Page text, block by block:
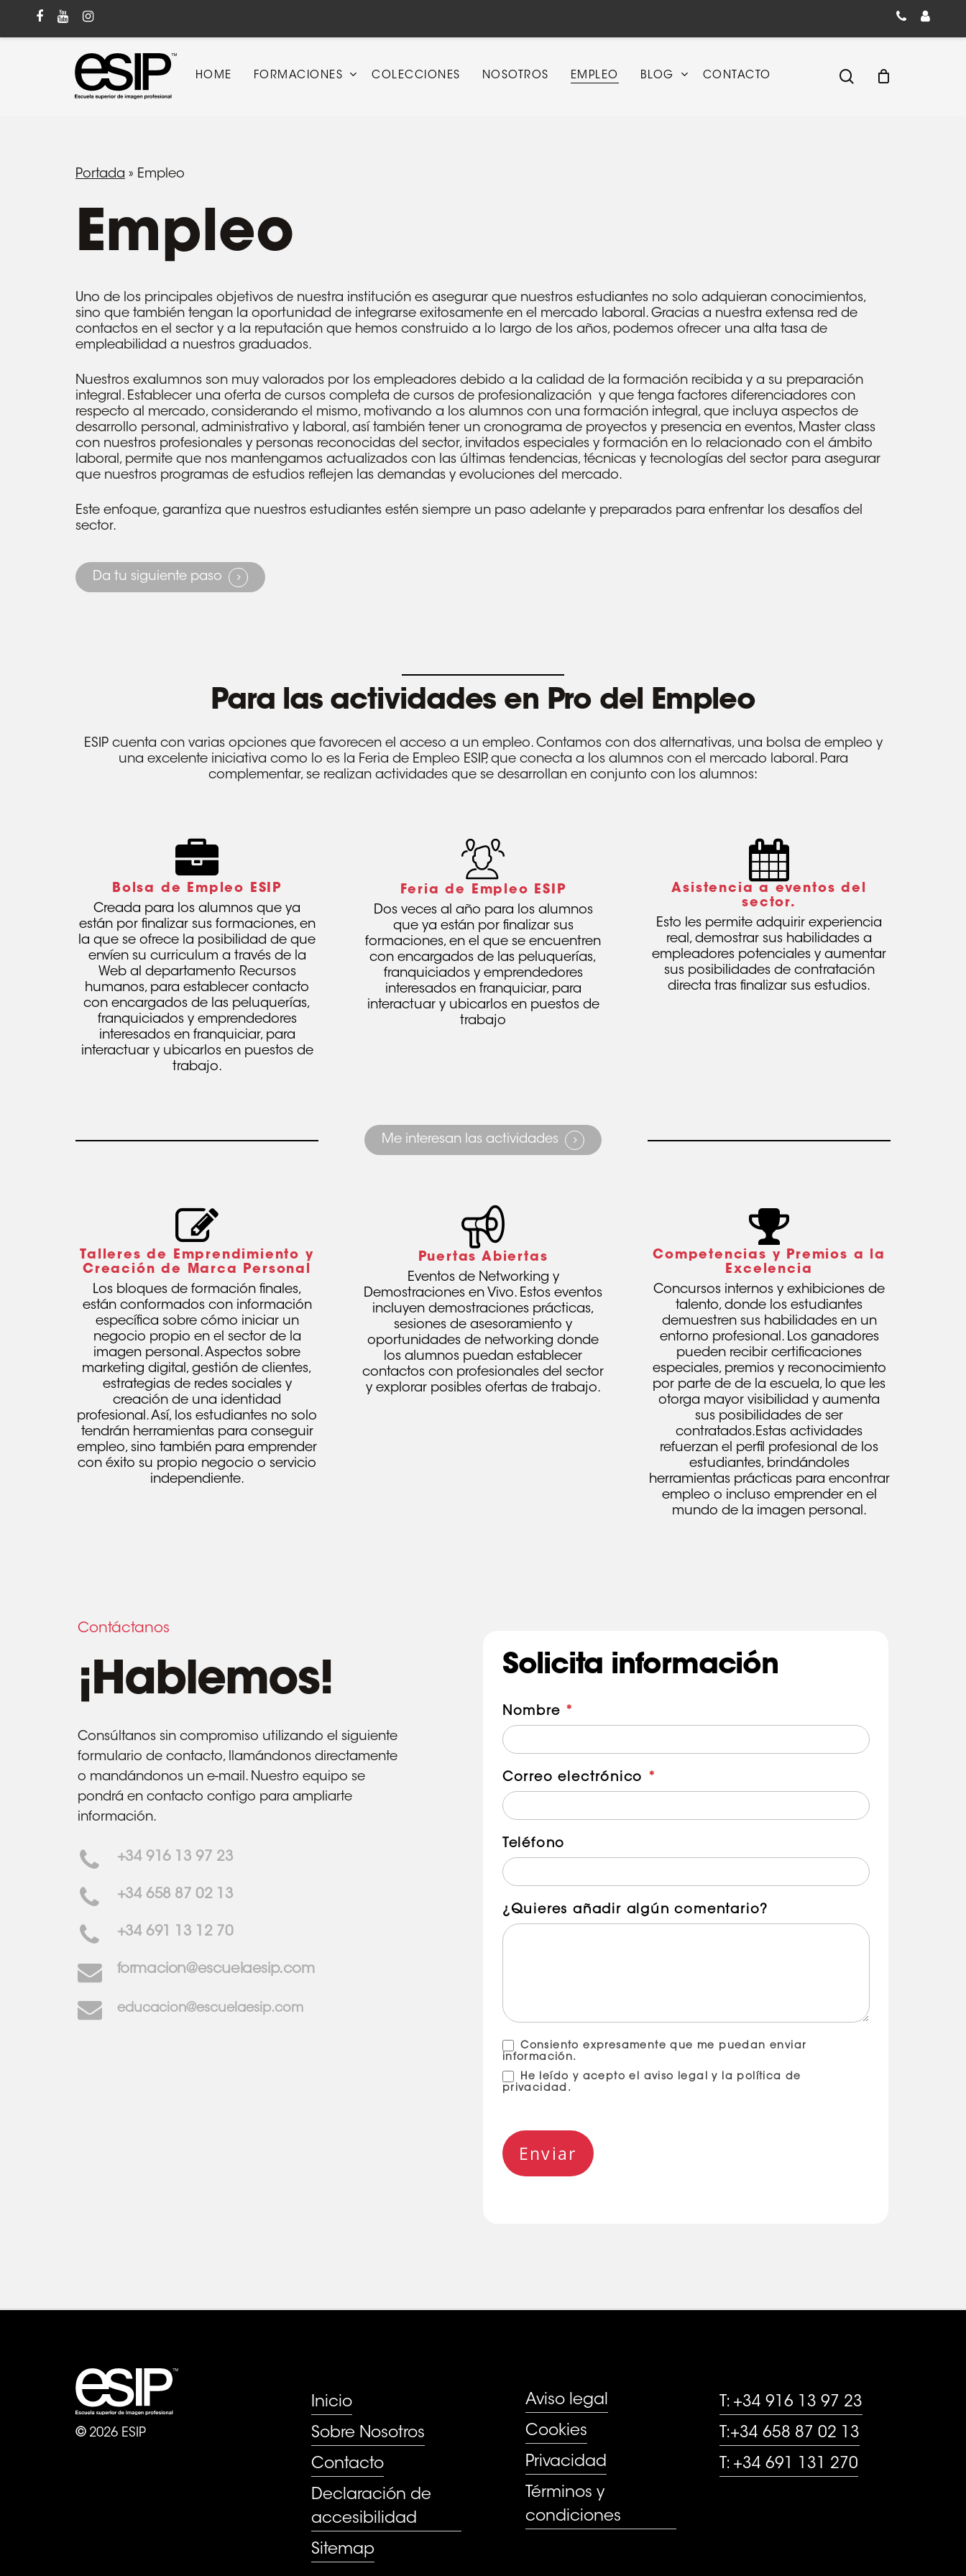
main
Hit enter to search or ESC to close
HOME FORMACIONES COLECCIONES NOSOTROS EMPLEO BLOG CONTACTO search
Cart
No hay productos en el carrito.
Go To Shop
Portada » Empleo
Empleo
Uno de los principales objetivos de nuestra institución es asegurar que nuestros estudiantes no solo adquieran conocimientos,
sino que también tengan la oportunidad de integrarse exitosamente en el mercado laboral. Gracias a nuestra extensa red de
contactos en el sector y a la reputación que hemos construido a lo largo de los años, podemos ofrecer una alta tasa de
empleabilidad a nuestros graduados.
Nuestros exalumnos son muy valorados por los empleadores debido a la calidad de la formación recibida y a su preparación
integral. Establecer una oferta de cursos completa de cursos de profesionalización y que tenga factores diferenciadores con
respecto al mercado, considerando el mismo, motivando a los alumnos con una formación integral, que incluya aspectos de
desarrollo personal, administrativo y laboral, así también tener un cronograma de proyectos y presencia en eventos, Master class
con nuestros profesionales y personas reconocidas del sector, invitados especiales y formación en lo relacionado con el ámbito
laboral, permite que nos mantengamos actualizados con las últimas tendencias, técnicas y tecnologías del sector para asegurar
que nuestros programas de estudios reflejen las demandas y evoluciones del mercado.
Este enfoque, garantiza que nuestros estudiantes estén siempre un paso adelante y preparados para enfrentar los desafíos del
sector.
Da tu siguiente paso
Para las actividades en Pro del Empleo
ESIP cuenta con varias opciones que favorecen el acceso a un empleo. Contamos con dos alternativas, una bolsa de empleo y
una excelente iniciativa como lo es la Feria de Empleo ESIP, que conecta a los alumnos con el mercado laboral. Para
complementar, se realizan actividades que se desarrollan en conjunto con los alumnos:
Bolsa de Empleo ESIP
Creada para los alumnos que ya
están por finalizar sus formaciones, en
la que se ofrece la posibilidad de que
envíen su curriculum a través de la
Web al departamento Recursos
humanos, para establecer contacto
con encargados de las peluquerías,
franquiciados y emprendedores
interesados en franquiciar, para
interactuar y ubicarlos en puestos de
trabajo.
Feria de Empleo ESIP
Dos veces al año para los alumnos
que ya están por finalizar sus
formaciones, en el que se encuentren
con encargados de las peluquerías,
franquiciados y emprendedores
interesados en franquiciar, para
interactuar y ubicarlos en puestos de
trabajo
Asistencia a eventos del
sector.
Esto les permite adquirir experiencia
real, demostrar sus habilidades a
empleadores potenciales y aumentar
sus posibilidades de contratación
directa tras finalizar sus estudios.
Me interesan las actividades
Talleres de Emprendimiento y
Creación de Marca Personal
Los bloques de formación finales,
están conformados con información
específica sobre cómo iniciar un
negocio propio en el sector de la
imagen personal. Aspectos sobre
marketing digital, gestión de clientes,
estrategias de redes sociales y
creación de una identidad
profesional. Así, los estudiantes no solo
tendrán herramientas para conseguir
empleo, sino también para emprender
con éxito su propio negocio o servicio
independiente.
Puertas Abiertas
Eventos de Networking y
Demostraciones en Vivo. Estos eventos
incluyen demostraciones prácticas,
sesiones de asesoramiento y
oportunidades de networking donde
los alumnos puedan establecer
contactos con profesionales del sector
y explorar posibles ofertas de trabajo.
Competencias y Premios a la
Excelencia
Concursos internos y exhibiciones de
talento, donde los estudiantes
demuestren sus habilidades en un
entorno profesional. Los ganadores
pueden recibir certificaciones
especiales, premios y reconocimiento
por parte de de la escuela, lo que les
otorga mayor visibilidad y aumenta
sus posibilidades de ser
contratados.Estas actividades
refuerzan el perfil profesional de los
estudiantes, brindándoles
herramientas prácticas para encontrar
empleo o incluso emprender en el
mundo de la imagen personal.
Contáctanos
¡Hablemos!
Consúltanos sin compromiso utilizando el siguiente
formulario de contacto, llamándonos directamente
o mandándonos un e-mail. Nuestro equipo se
pondrá en contacto contigo para ampliarte
información.
+34 916 13 97 23
+34 658 87 02 13
+34 691 13 12 70
formacion@escuelaesip.com
educacion@escuelaesip.com
Solicita información
Formulario
de
contacto
Nombre *
Correo electrónico *
Teléfono
¿Quieres añadir algún comentario?
Consiento expresamente que me puedan enviar
información.
He leído y acepto el aviso legal y la política de
privacidad.
Enviar
© 2026 ESIP
Inicio
Sobre Nosotros
Contacto
Declaración de
accesibilidad
Sitemap
Aviso legal
Cookies
Privacidad
Términos y
condiciones
T: +34 916 13 97 23
T:+34 658 87 02 13
T: +34 691 131 270